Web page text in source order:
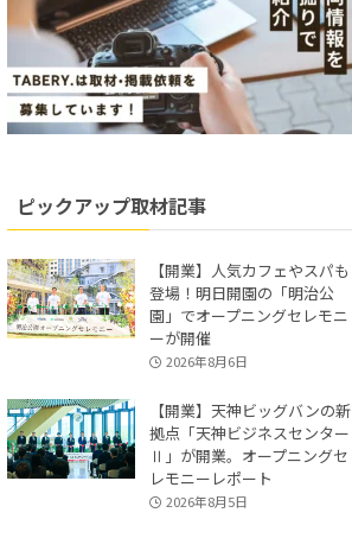
ピックアップ取材記事
【開業】人気カフェやスパも
登場！明日開園の「明治公
園」でオープニングセレモニ
ーが開催
2026年8月6日
【開業】天神ビッグバンの新
拠点「天神ビジネスセンター
Ⅱ」が開業。オープニングセ
レモニーレポート
2026年8月5日